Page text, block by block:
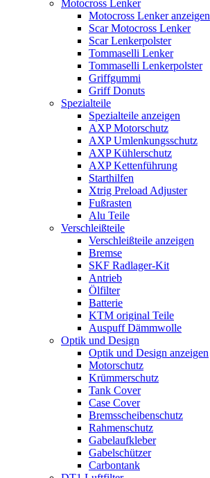
Motocross Lenker
Motocross Lenker anzeigen
Scar Motocross Lenker
Scar Lenkerpolster
Tommaselli Lenker
Tommaselli Lenkerpolster
Griffgummi
Griff Donuts
Spezialteile
Spezialteile anzeigen
AXP Motorschutz
AXP Umlenkungsschutz
AXP Kühlerschutz
AXP Kettenführung
Starthilfen
Xtrig Preload Adjuster
Fußrasten
Alu Teile
Verschleißteile
Verschleißteile anzeigen
Bremse
SKF Radlager-Kit
Antrieb
Ölfilter
Batterie
KTM original Teile
Auspuff Dämmwolle
Optik und Design
Optik und Design anzeigen
Motorschutz
Krümmerschutz
Tank Cover
Case Cover
Bremsscheibenschutz
Rahmenschutz
Gabelaufkleber
Gabelschützer
Carbontank